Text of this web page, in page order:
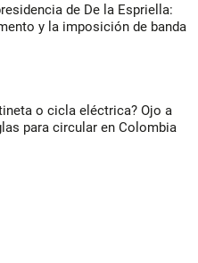
de De la Espriella:
y la imposición de banda
o cicla eléctrica? Ojo a
para circular en Colombia